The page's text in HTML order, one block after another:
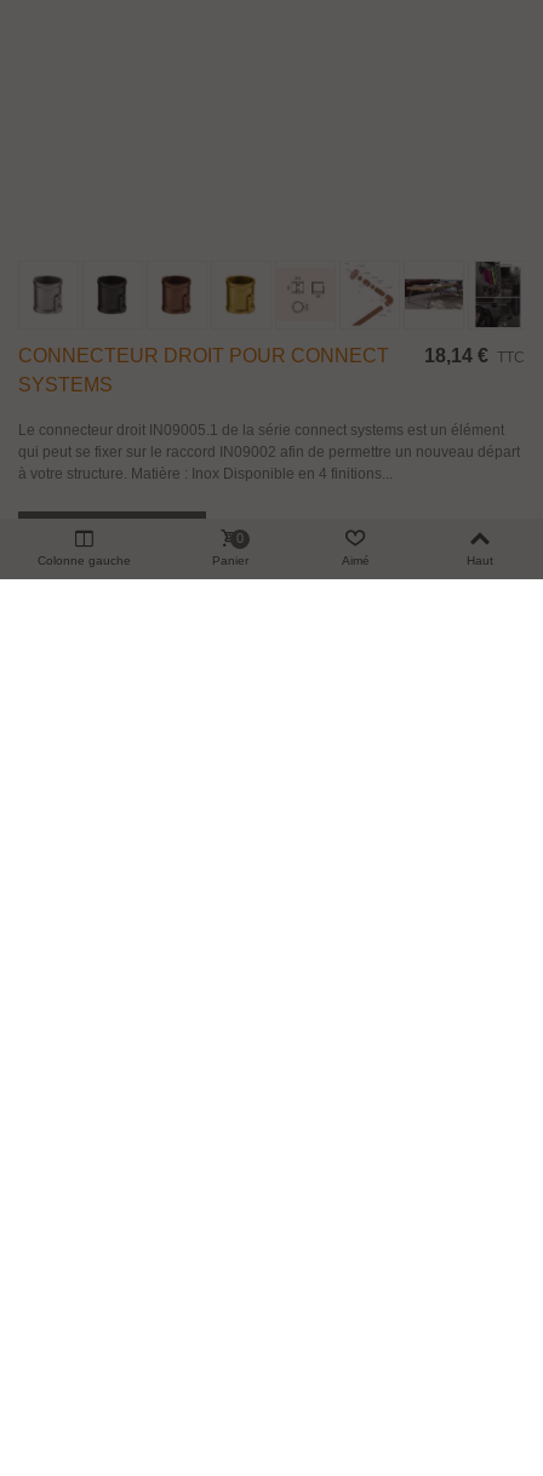
CONNECTEUR DROIT POUR CONNECT
SYSTEMS
18,14 € TTC
Le connecteur droit IN09005.1 de la série connect systems est un élément
qui peut se fixer sur le raccord IN09002 afin de permettre un nouveau départ
à votre structure. Matière : Inox Disponible en 4 finitions...
Ajouter Au Panier
Aperçu
Colonne gauche Panier
0
Aimé Haut